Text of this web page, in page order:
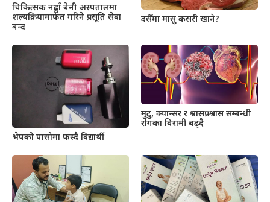
चिकित्सक नहुदाँ बेनी अस्पतालमा
शल्यक्रियामार्फत गरिने प्रसूति सेवा
बन्द
दसैँमा मासु कसरी खाने?
भेपको पासोमा फस्दै विद्यार्थी
मुटु, क्यान्सर र श्वासप्रश्वास सम्बन्धी
रोगका बिरामी बढ्दै